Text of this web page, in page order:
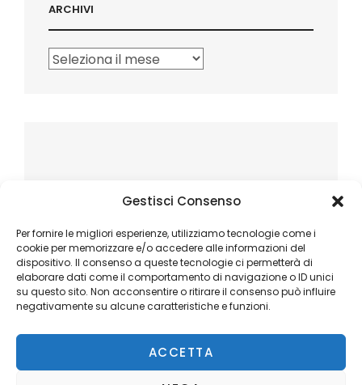
Gestisci Consenso
Per fornire le migliori esperienze, utilizziamo tecnologie come i
cookie per memorizzare e/o accedere alle informazioni del
dispositivo. Il consenso a queste tecnologie ci permetterà di
elaborare dati come il comportamento di navigazione o ID unici
su questo sito. Non acconsentire o ritirare il consenso può influire
negativamente su alcune caratteristiche e funzioni.
ACCETTA
ARCHIVI
Archivi